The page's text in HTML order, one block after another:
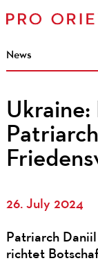
News
26. July 2024
Patriarch
richtet